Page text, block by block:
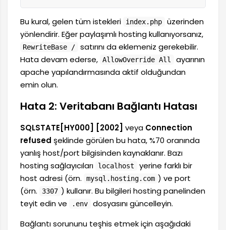
Bu kural, gelen tüm istekleri index.php
üzerinden
yönlendirir. Eğer paylaşımlı hosting kullanıyorsanız,
RewriteBase /
satırını da eklemeniz gerekebilir.
Hata devam ederse, AllowOverride All
ayarının
apache yapılandırmasında aktif olduğundan
emin olun.
Hata 2: Veritabanı Bağlantı Hatası
SQLSTATE[HY000] [2002] veya Connection
refused şeklinde görülen bu hata, %70 oranında
yanlış host/port bilgisinden kaynaklanır. Bazı
hosting sağlayıcıları
localhost
yerine farklı bir
host adresi (örn.
mysql.hosting.com ) ve port
(örn.
3307 ) kullanır. Bu bilgileri hosting panelinden
teyit edin ve
.env
dosyasını güncelleyin.
Bağlantı sorununu teşhis etmek için aşağıdaki